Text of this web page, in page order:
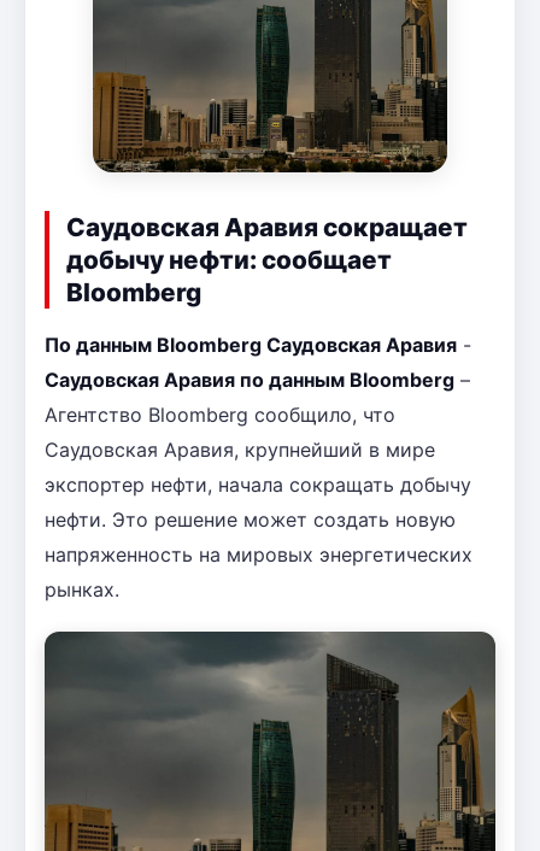
Саудовская Аравия сокращает
добычу нефти: сообщает
Bloomberg
По данным Bloomberg Саудовская Аравия -
Саудовская Аравия по данным Bloomberg –
Агентство Bloomberg сообщило, что
Саудовская Аравия, крупнейший в мире
экспортер нефти, начала сокращать добычу
нефти. Это решение может создать новую
напряженность на мировых энергетических
рынках.